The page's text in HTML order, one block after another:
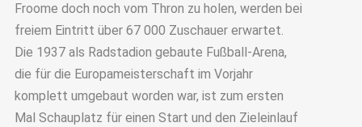
Froome doch noch vom Thron zu holen, werden bei
freiem Eintritt über 67 000 Zuschauer erwartet.
Die 1937 als Radstadion gebaute Fußball-Arena,
die für die Europameisterschaft im Vorjahr
komplett umgebaut worden war, ist zum ersten
Mal Schauplatz für einen Start und den Zieleinlauf